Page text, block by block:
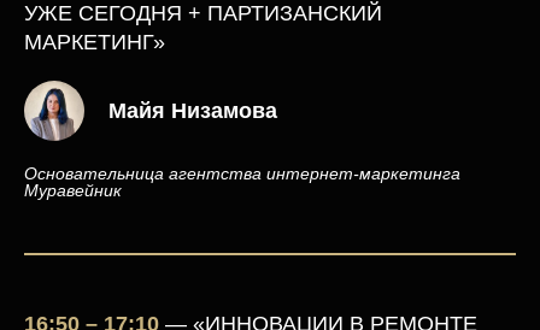
УЖЕ СЕГОДНЯ + ПАРТИЗАНСКИЙ
МАРКЕТИНГ»
Майя Низамова
Основательница агентства интернет-маркетинга
Муравейник
16:50 – 17:10 — «ИННОВАЦИИ В РЕМОНТЕ